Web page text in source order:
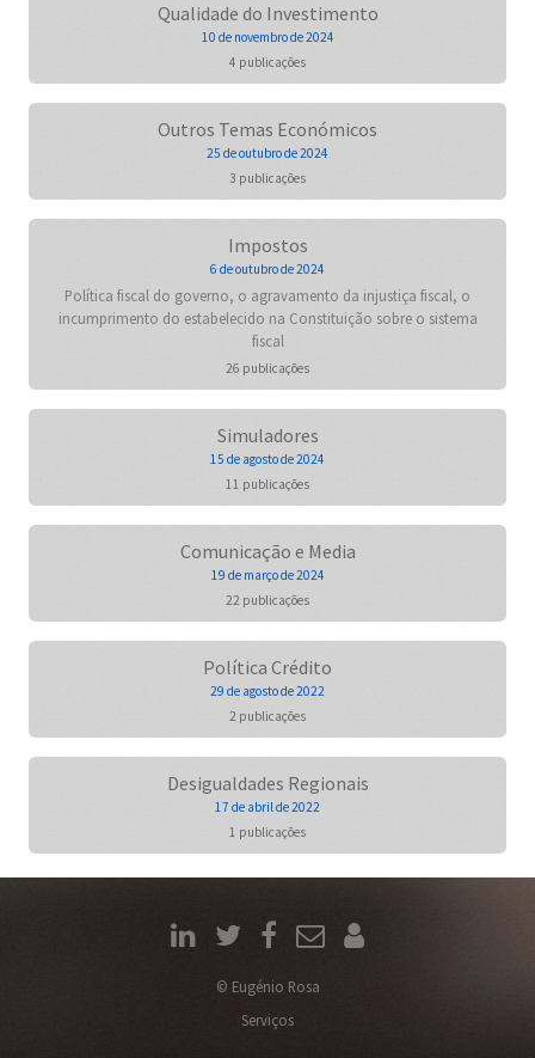
Qualidade do Investimento
10 de novembro de 2024
4 publicações
Outros Temas Económicos
25 de outubro de 2024
3 publicações
Impostos
6 de outubro de 2024
Política fiscal do governo, o agravamento da injustiça fiscal, o
incumprimento do estabelecido na Constituição sobre o sistema
fiscal
26 publicações
Simuladores
15 de agosto de 2024
11 publicações
Comunicação e Media
19 de março de 2024
22 publicações
Política Crédito
29 de agosto de 2022
2 publicações
Desigualdades Regionais
17 de abril de 2022
1 publicações
© Eugénio Rosa
Serviços